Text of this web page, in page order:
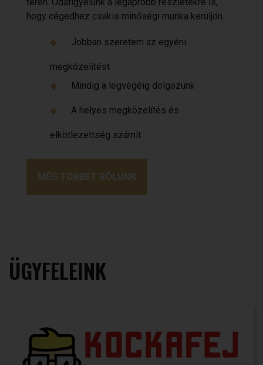
hogy cégedhez csakis minőségi munka kerüljön.
Jobban szeretem az egyéni
megközelítést
Mindig a legvégéig dolgozunk
A helyes megközelítés és
elkötlezettség számít
MÉG TÖBBET RÓLUNK
ÜGYFELEINK